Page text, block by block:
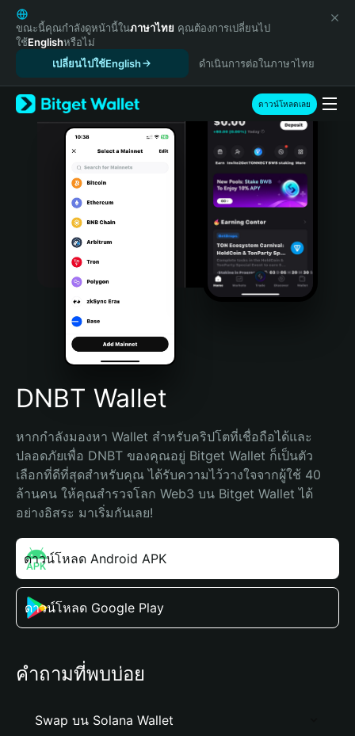
English
日本語
Tiếng Việt
Español (Latinoamérica)
Türkçe
Italiano
Português (Portugal)
Bahasa Indonesia
Português (Brasil)
Español (Argentina)
ขณะนี้คุณกำลังดูหน้านี้ในภาษาไทย คุณต้องการเปลี่ยนไป
ใช้Englishหรือไม่
เปลี่ยนไปใช้English
ดำเนินการต่อในภาษาไทย
ดาวน์โหลดเลย
DNBT Wallet
หากกำลังมองหา Wallet สำหรับคริปโตที่เชื่อถือได้และ
ปลอดภัยเพื่อ DNBT ของคุณอยู่ Bitget Wallet ก็เป็นตัว
เลือกที่ดีที่สุดสำหรับคุณ ได้รับความไว้วางใจจากผู้ใช้ 40
ล้านคน ให้คุณสำรวจโลก Web3 บน Bitget Wallet ได้
อย่างอิสระ มาเริ่มกันเลย!
ดาวน์โหลด Android APK
ดาวน์โหลด Google Play
คำถามที่พบบ่อย
Swap บน Solana Wallet